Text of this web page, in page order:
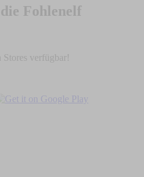
Fohlenelf
verfügbar!